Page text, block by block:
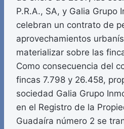
P.R.A., SA, y Galia Grupo
celebran un contrato de
aprovechamientos
materializar sobre las
Como consecuencia del
fincas 7.798 y 26.458,
sociedad Galia Grupo
en el Registro de la
Guadaíra número 2 se